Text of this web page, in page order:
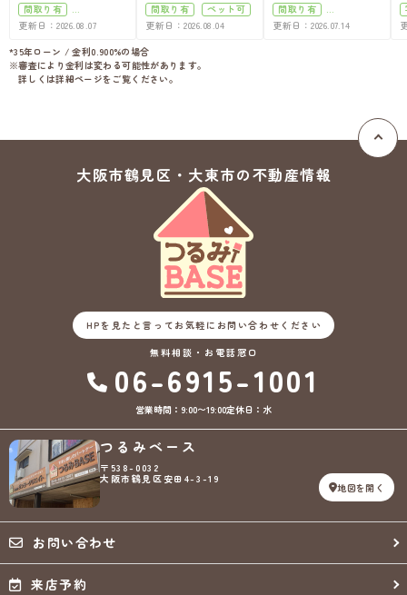
間取り有
上下水道完備
更新日：2026.08.07
間取り有
ペット可
上下水道完備
更新日：2026.08.04
間取り有
リフォーム済
更新日：2026.07.14
*35年ローン / 金利0.900%の場合
※審査により金利は変わる可能性があります。
詳しくは詳細ページをご覧ください。
大阪市鶴見区・大東市の不動産情報
HPを見たと言ってお気軽にお問い合わせください
無料相談・お電話窓口
06-6915-1001
営業時間：9:00〜19:00定休日：水
つるみベース
〒538-0032
大阪市鶴見区安田4-3-19
地図を開く
お問い合わせ
来店予約